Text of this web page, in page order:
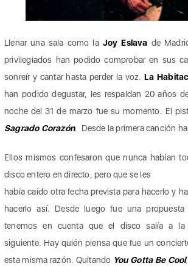
Llenar una sala como la Joy Eslava de
privilegiados han podido comprobar en sus
sonreír y cantar hasta perder la voz. La
han podido degustar, les respaldan 20 años
noche del 31 de marzo fue su momento. El
Sagrado Corazón. Desde la primera canción
Ellos mismos confesaron que nunca habían
disco entero en directo, pero que se les
había caído otra fecha prevista para hacerlo y
hacerlo así. Desde luego fue una propuesta
tenemos en cuenta que el disco salía a
siguiente. Hay quién piensa que fue un
esta misma razón. Quitando You Gotta Be Cool